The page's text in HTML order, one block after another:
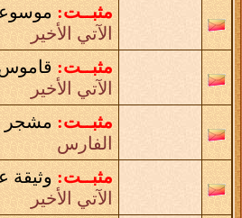
مثبــت:
الآتي الأخير
مثبــت: قاموس
الآتي الأخير
مثبــت: مشجر
الفارس
مثبــت: وثيقة عمرها 157
الآتي الأخير